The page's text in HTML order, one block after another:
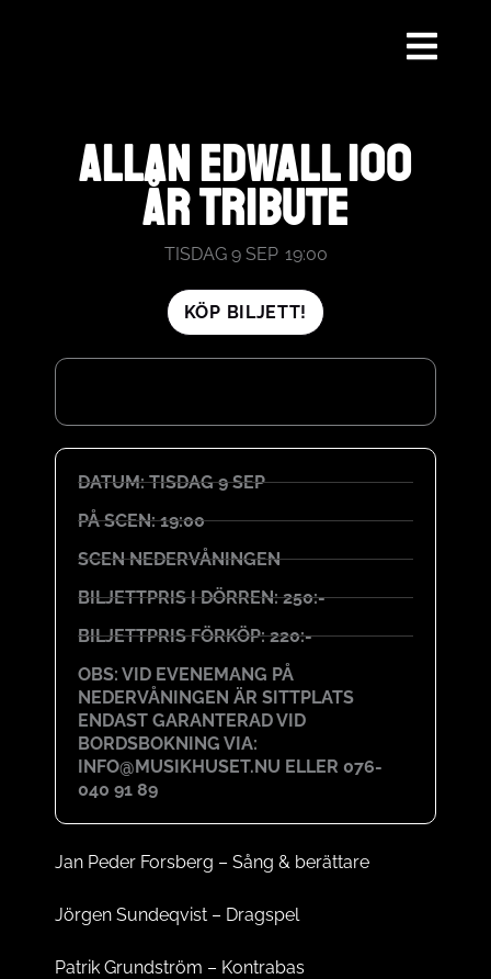
INNEHÅLL
ALLAN EDWALL 100
ÅR TRIBUTE
TISDAG 9 SEP 19:00
KÖP BILJETT!
DATUM: TISDAG 9 SEP
PÅ SCEN: 19:00
SCEN NEDERVÅNINGEN
BILJETTPRIS I DÖRREN: 250:-
BILJETTPRIS FÖRKÖP: 220:-
OBS: VID EVENEMANG PÅ
NEDERVÅNINGEN ÄR SITTPLATS
ENDAST GARANTERAD VID
BORDSBOKNING VIA:
INFO@MUSIKHUSET.NU ELLER 076-
040 91 89
Jan Peder Forsberg – Sång & berättare
Jörgen Sundeqvist – Dragspel
Patrik Grundström – Kontrabas